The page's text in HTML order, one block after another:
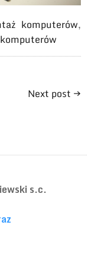
komputerów,
Next post →
s.c.